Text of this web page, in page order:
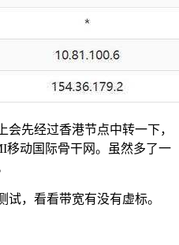
先经过香港节点中转一下，
移动国际骨干网。虽然多了一
，看看带宽有没有虚标。